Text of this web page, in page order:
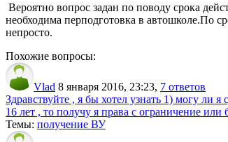
Вероятно вопрос задан по поводу срока
необходима перподготовка в автошколе.По
непросто.
Похожие вопросы:
Vlad 8 января 2016, 23:23, 7 ответов
Здравствуйте , я бы хотел узнать 1) могу ли
16 лет , то получу я права с ограничение или
Темы: получение ВУ